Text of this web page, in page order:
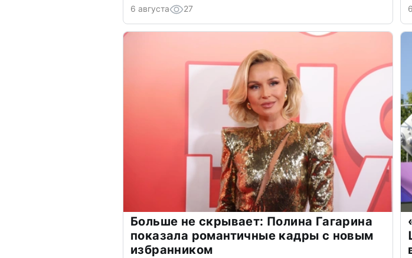
6 августа 27
Больше не скрывает: Полина Гагарина
показала романтичные кадры с новым
избранником